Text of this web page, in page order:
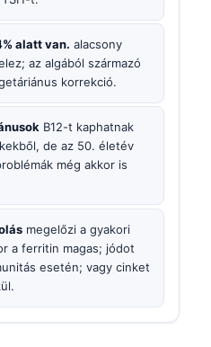
alatt van. alacsony
az algából származó
korrekció.
B12-t kaphatnak
de az 50. életév
még akkor is
megelőzi a gyakori
a ferritin magas; jódot
esetén; vagy cinket